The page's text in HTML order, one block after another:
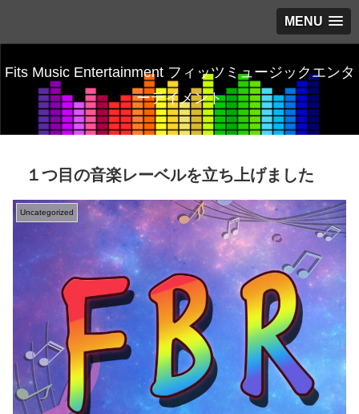
MENU
Fits Music Entertainment フィッツミュージックエンタ
ーテイメント
１つ目の音楽レーベルを立ち上げました
Uncategorized